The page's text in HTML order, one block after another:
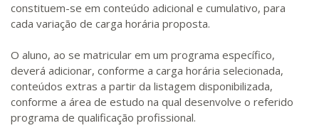
constituem-se em conteúdo adicional e cumulativo, para
cada variação de carga horária proposta.
O aluno, ao se matricular em um programa específico,
deverá adicionar, conforme a carga horária selecionada,
conteúdos extras a partir da listagem disponibilizada,
conforme a área de estudo na qual desenvolve o referido
programa de qualificação profissional.